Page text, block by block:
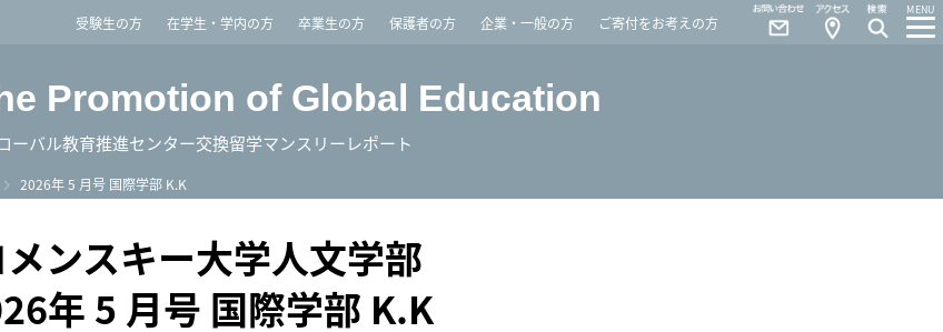
受験生の方 在学生・学内の方 卒業生の方 保護者の方 企業・一般の方 ご寄付をお考えの方
MENU
Access
Contact
Promotion of Global Education
ーバル教育推進センター交換留学マンスリーレポート
2026年 5 月号 国際学部 K.K
メンスキー大学人文学部
年 5 月号 国際学部 K.K